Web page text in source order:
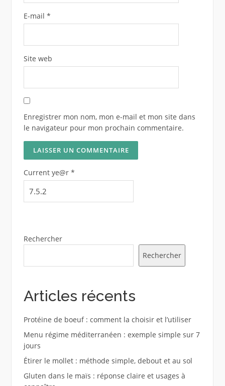
E-mail *
Site web
Enregistrer mon nom, mon e-mail et mon site dans
le navigateur pour mon prochain commentaire.
Current ye@r *
Rechercher
Rechercher
Articles récents
Protéine de boeuf : comment la choisir et l’utiliser
Menu régime méditerranéen : exemple simple sur 7
jours
Étirer le mollet : méthode simple, debout et au sol
Gluten dans le maïs : réponse claire et usages à